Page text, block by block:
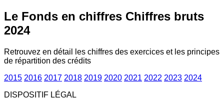
Le Fonds en chiffres Chiffres bruts
2024
Retrouvez en détail les chiffres des exercices et les principes
de répartition des crédits
2015 2016 2017 2018 2019 2020 2021 2022 2023 2024
DISPOSITIF LÉGAL